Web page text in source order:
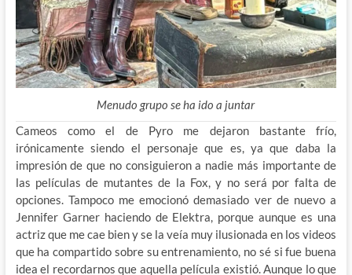
Menudo grupo se ha ido a juntar
Cameos como el de Pyro me dejaron bastante frío,
irónicamente siendo el personaje que es, ya que daba la
impresión de que no consiguieron a nadie más importante de
las películas de mutantes de la Fox, y no será por falta de
opciones. Tampoco me emocionó demasiado ver de nuevo a
Jennifer Garner haciendo de Elektra, porque aunque es una
actriz que me cae bien y se la veía muy ilusionada en los videos
que ha compartido sobre su entrenamiento, no sé si fue buena
idea el recordarnos que aquella película existió. Aunque lo que